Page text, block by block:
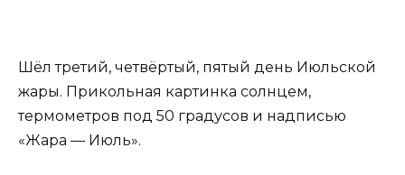
Шёл третий, четвёртый, пятый день Июльской
жары. Прикольная картинка солнцем,
термометров под 50 градусов и надписью
«Жара — Июль».